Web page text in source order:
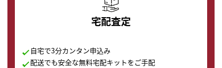
宅配査定
自宅で3分カンタン申込み
配送でも安全な無料宅配キットをご手配